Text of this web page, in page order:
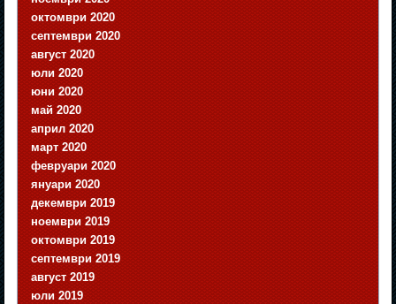
октомври 2020
септември 2020
август 2020
юли 2020
юни 2020
май 2020
април 2020
март 2020
февруари 2020
януари 2020
декември 2019
ноември 2019
октомври 2019
септември 2019
август 2019
юли 2019